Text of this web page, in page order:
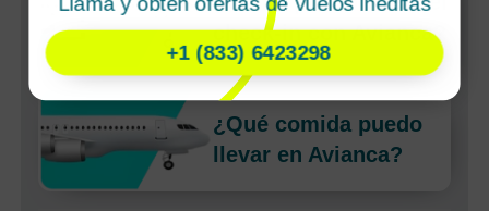
check-in con Avianca?
¿Qué comida puedo
llevar en Avianca?
+1 (833) 6423298